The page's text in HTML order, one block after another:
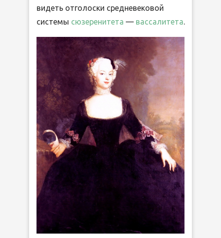
видеть отголоски средневековой
системы сюзеренитета — вассалитета.